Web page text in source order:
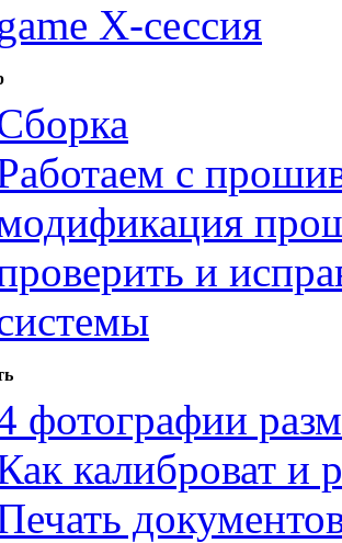
Х-сессия
с
и
фотографии
калиброват и